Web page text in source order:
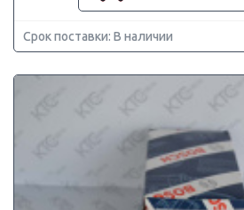
Срок поставки: В наличии